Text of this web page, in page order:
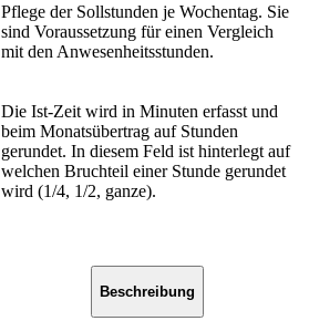
Pflege der Sollstunden je Wochentag. Sie
sind Voraussetzung für einen Vergleich
mit den Anwesenheitsstunden.
Die Ist-Zeit wird in Minuten erfasst und
beim Monatsübertrag auf Stunden
gerundet. In diesem Feld ist hinterlegt auf
welchen Bruchteil einer Stunde gerundet
wird (1/4, 1/2, ganze).
Beschreibung